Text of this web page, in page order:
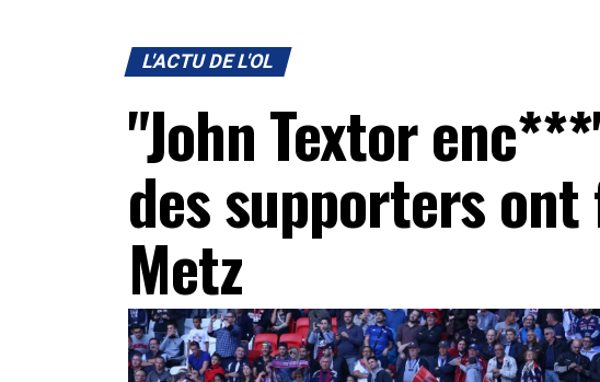
L'ACTU DE L'OL
"John Textor
des supporters
Metz